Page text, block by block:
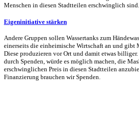
Menschen in diesen Stadtteilen erschwinglich sind.
Eigeninitiative stärken
Andere Gruppen sollen Wassertanks zum
einerseits die einheimische Wirtschaft an und gibt
Diese produzieren vor Ort und damit etwas
durch Spenden, würde es möglich machen, die
erschwinglichen Preis in diesen Stadtteilen
Finanzierung brauchen wir Spenden.